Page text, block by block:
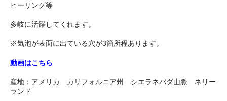
ヒーリング等
多岐に活躍してくれます。
※気泡が表面に出ている穴が3箇所程あります。
動画はこちら
産地：アメリカ カリフォルニア州 シエラネバダ山脈 ネリー
ランド